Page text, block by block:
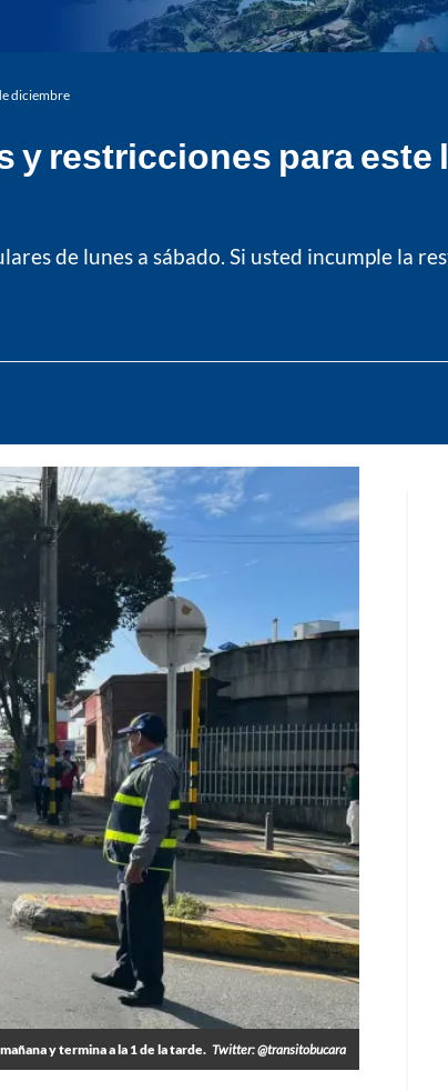
diciembre
y restricciones para este
de lunes a sábado. Si usted incumple la
y termina a la 1 de la tarde. Twitter: @transitobucara